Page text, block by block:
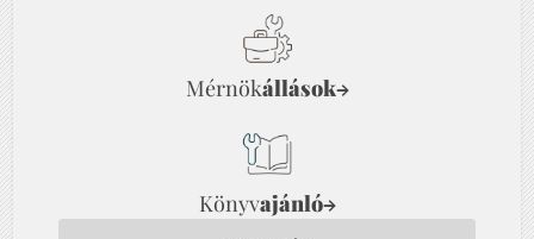
Mérnökállások→
Könyvajánló→